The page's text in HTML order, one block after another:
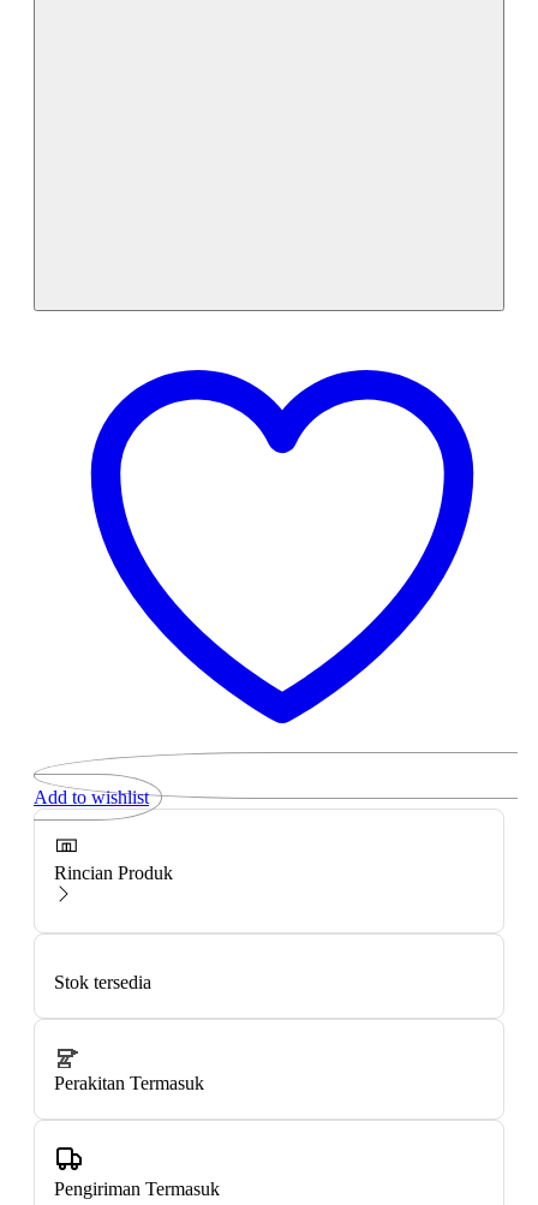
Add to wishlist
Rincian Produk
Stok tersedia
Perakitan Termasuk
Pengiriman Termasuk